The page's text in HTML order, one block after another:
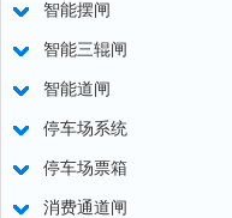
智能摆闸
智能三辊闸
智能道闸
停车场系统
停车场票箱
消费通道闸